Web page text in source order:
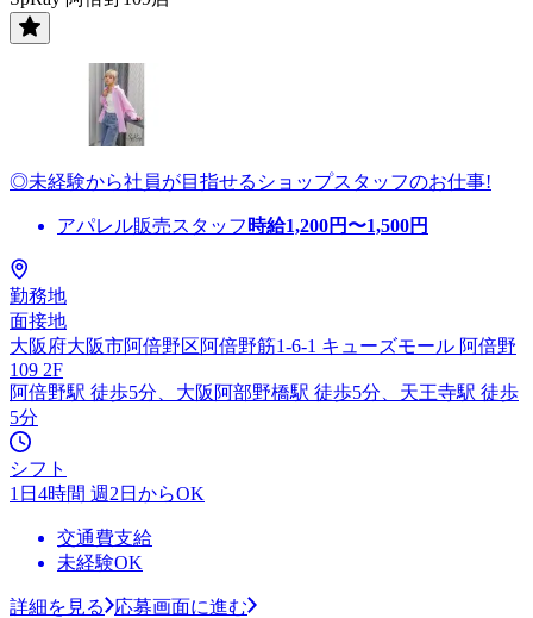
◎未経験から社員が目指せるショップスタッフのお仕事!
アパレル販売スタッフ 時給1,200円〜1,500円
勤務地
面接地
大阪府大阪市阿倍野区阿倍野筋1-6-1 キューズモール 阿倍野
109 2F
阿倍野駅 徒歩5分、大阪阿部野橋駅 徒歩5分、天王寺駅 徒歩
5分
シフト
1日4時間 週2日からOK
交通費支給
未経験OK
詳細を見る
応募画面に進む